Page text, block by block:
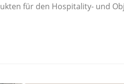
für den Hospitality- und